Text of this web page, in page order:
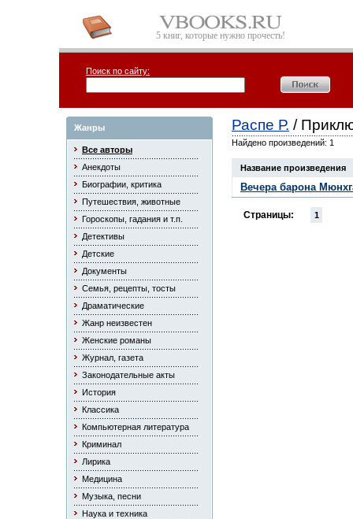
5 книг, которые нужно прочесть!
Поиск по сайту:
Жанры
Все авторы
Анекдоты
Биографии, критика
Путешествия, животные
Гороскопы, гадания и т.п.
Детективы
Детские
Документы
Семья, рецепты, тосты
Драматические
Жанр неизвестен
Женские романы
Журнал, газета
Законодательные акты
История
Классика
Компьютерная литература
Криминал
Лирика
Медицина
Музыка, песни
Наука и техника
Распе Р. /
Найдено произведений: 1
Название произведения
Вечера барона
Страницы: 1